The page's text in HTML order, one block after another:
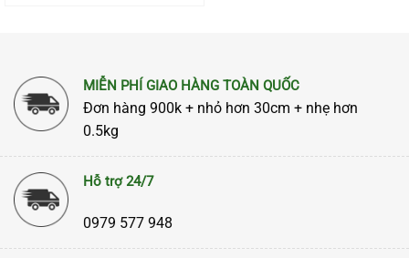
MIỄN PHÍ GIAO HÀNG TOÀN QUỐC
Đơn hàng 900k + nhỏ hơn 30cm + nhẹ hơn
0.5kg
Hỗ trợ 24/7
0979 577 948